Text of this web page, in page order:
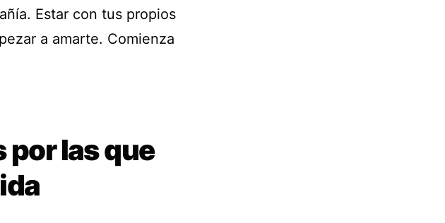
Estar con tus propios
a amarte. Comienza
por las que